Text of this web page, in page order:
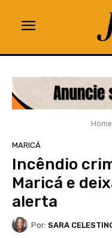
Home
MARICÁ
Incêndio
Maricá e
alerta
Por: SARA